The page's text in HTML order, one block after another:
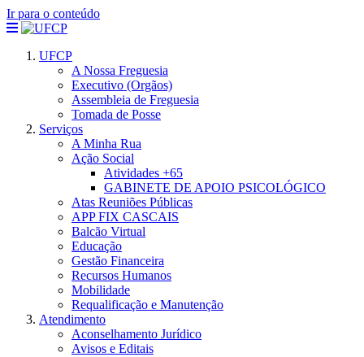
Ir para o conteúdo
UFCP
A Nossa Freguesia
Executivo (Orgãos)
Assembleia de Freguesia
Tomada de Posse
Serviços
A Minha Rua
Ação Social
Atividades +65
GABINETE DE APOIO PSICOLÓGICO
Atas Reuniões Públicas
APP FIX CASCAIS
Balcão Virtual
Educação
Gestão Financeira
Recursos Humanos
Mobilidade
Requalificação e Manutenção
Atendimento
Aconselhamento Jurídico
Avisos e Editais